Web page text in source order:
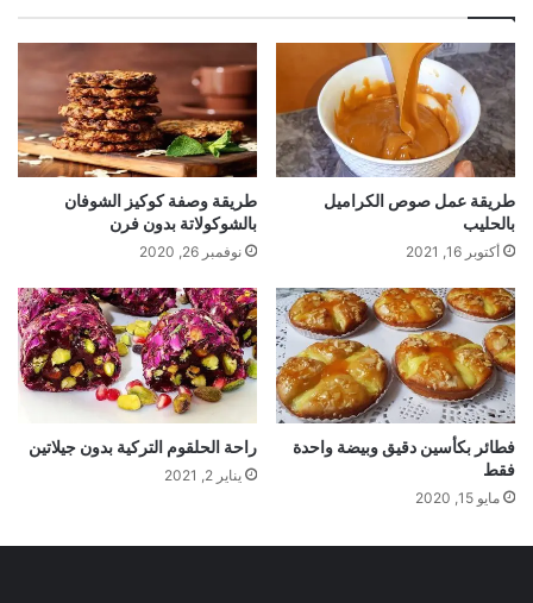
طريقة عمل صوص الكراميل
بالحليب
أكتوبر 16, 2021
طريقة وصفة كوكيز الشوفان
بالشوكولاتة بدون فرن
نوفمبر 26, 2020
فطائر بكأسين دقيق وبيضة واحدة
فقط
مايو 15, 2020
راحة الحلقوم التركية بدون جيلاتين
يناير 2, 2021